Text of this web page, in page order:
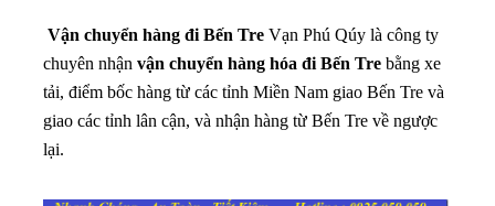
Vận chuyển hàng đi Bến Tre Vạn Phú Qúy là công ty
chuyên nhận vận chuyển hàng hóa đi Bến Tre bằng xe
tải, điểm bốc hàng từ các tỉnh Miền Nam giao Bến Tre và
giao các tỉnh lân cận, và nhận hàng từ Bến Tre về ngược
lại.